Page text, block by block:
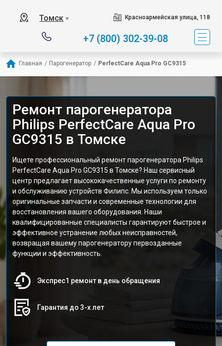
Томск ▼ Красноармейская улица, 118
+7 (800) 302-39-08
Главная / Парогенератор / PerfectCare Aqua Pro GC9315
Ремонт парогенератора
Philips PerfectCare Aqua Pro
GC9315 в Томске
Ищете профессиональный ремонт парогенератора Philips
PerfectCare Aqua Pro GC9315 в Томске? Наш сервисный
центр предлагает высококачественные услуги по ремонту
и обслуживанию устройств Филипс. Мы используем только
оригинальные запчасти и современные технологии для
восстановления вашего оборудования. Наши
квалифицированные специалисты гарантируют быстрое и
эффективное устранение любых неисправностей,
возвращая вашему парогенератору первозданные
функции и эффективность.
Экспрес1 ремонт в день обращения
Гарантия до 3-х лет